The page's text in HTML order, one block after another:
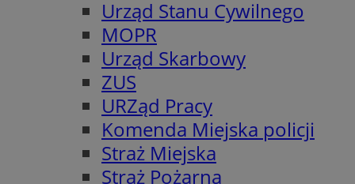
Urząd Stanu Cywilnego
MOPR
Urząd Skarbowy
ZUS
URZąd Pracy
Komenda Miejska policji
Straż Miejska
Straż Pożarna